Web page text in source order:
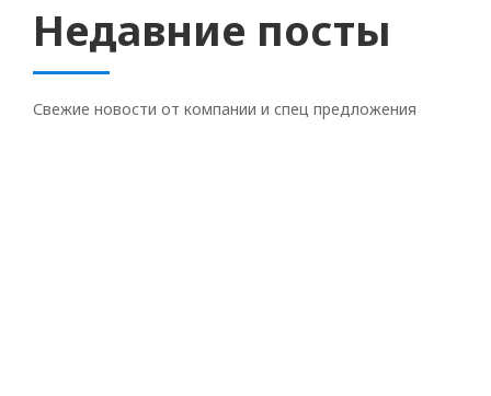
Недавние посты
Свежие новости от компании и спец предложения